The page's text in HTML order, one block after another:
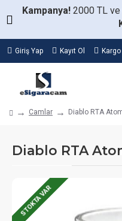
Kampanya! 2000 TL
Giriş Yap Kayıt Ol
Camlar Diablo RTA
Diablo RTA
STOKTA VAR